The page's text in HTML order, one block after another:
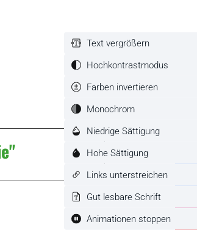
Text vergrößern
Hochkontrastmodus
Farben invertieren
Monochrom
Niedrige Sättigung
Hohe Sättigung
Links unterstreichen
Gut lesbare Schrift
Animationen stoppen